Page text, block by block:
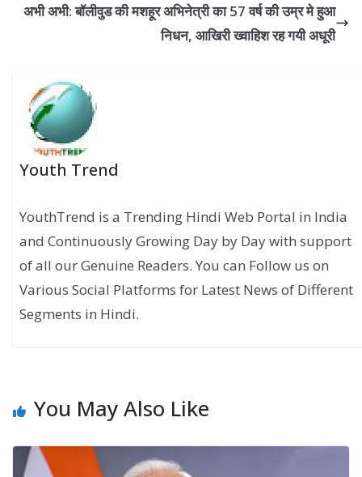
अभी अभी: बॉलीवुड की मशहूर अभिनेत्री का 57 वर्ष की उम्र मे हुआ
निधन, आखिरी ख्वाहिश रह गयी अधूरी
Youth Trend
YouthTrend is a Trending Hindi Web Portal in India
and Continuously Growing Day by Day with support
of all our Genuine Readers. You can Follow us on
Various Social Platforms for Latest News of Different
Segments in Hindi.
You May Also Like